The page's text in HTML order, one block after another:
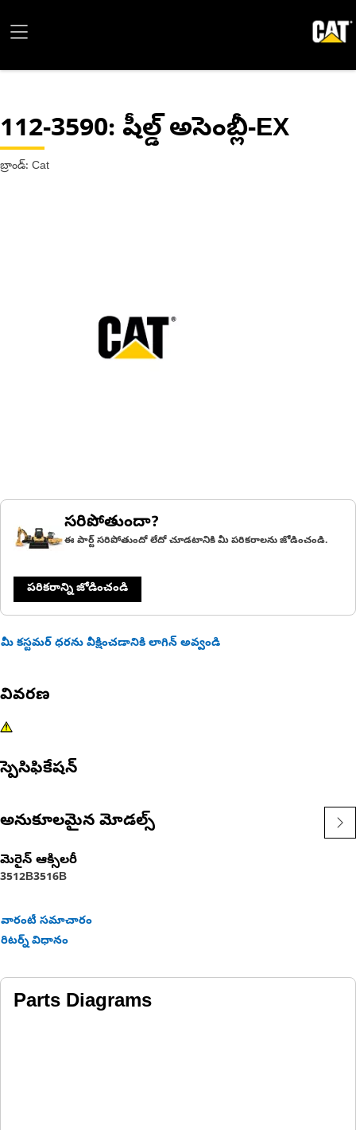
112-3590: షీల్డ్ అసెంబ్లీ-EX
బ్రాండ్: Cat
సరిపోతుందా?
ఈ పార్ట్ సరిపోతుందో లేదో చూడటానికి మీ పరికరాలను జోడించండి.
పరికరాన్ని జోడించండి
మీ కస్టమర్ ధరను వీక్షించడానికి లాగిన్ అవ్వండి
వివరణ
స్పెసిఫికేషన్
అనుకూలమైన మోడల్స్
మెరైన్ ఆక్సిలరీ
3512B3516B
వారంటీ సమాచారం
రిటర్న్ విధానం
Parts Diagrams